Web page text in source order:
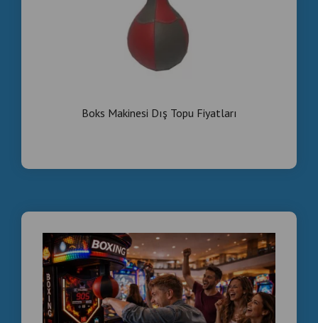
dubizzle.com , Fournisseur , de , bornes , d'arcade ,
boxe , pièces
Boks Makinesi Dış Topu Fiyatları